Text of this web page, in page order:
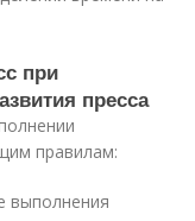
при
пресса
правилам:
выполнения